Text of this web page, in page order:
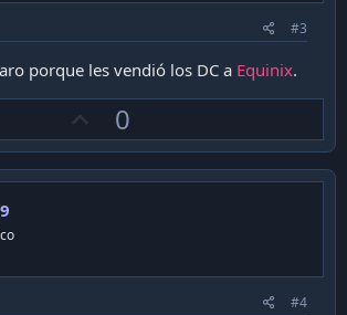
#3
porque les vendió los DC a Equinix.
p
v
0
#4